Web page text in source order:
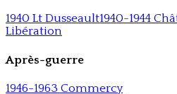
1940 Lt Dusseault1940-1944
Libération
Après-guerre
1946-1963 Commercy